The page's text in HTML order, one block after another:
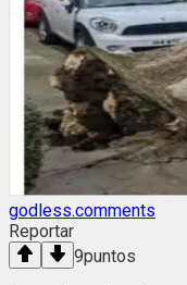
godless.comments
Reportar
9puntos